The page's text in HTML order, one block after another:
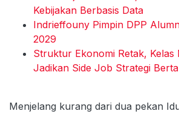
Kebijakan Berbasis Data
Indrieffouny Pimpin DPP
2029
Struktur Ekonomi Retak, Kelas
Jadikan Side Job Strategi
Menjelang kurang dari dua pekan